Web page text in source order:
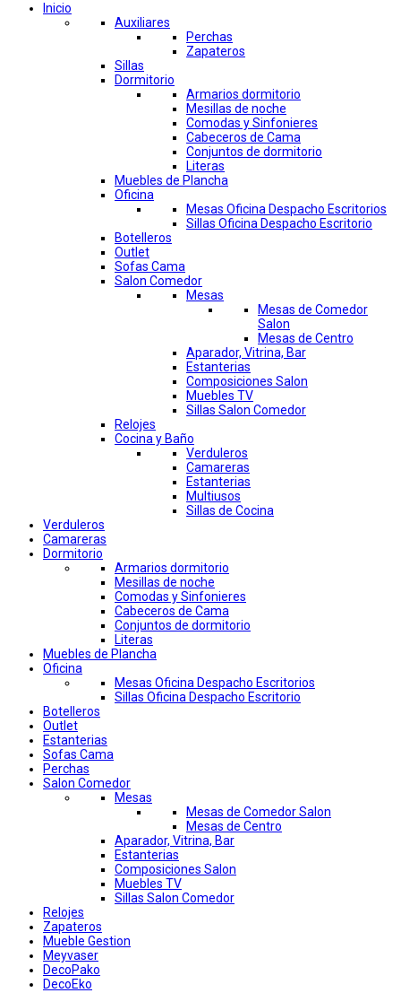
Inicio
Auxiliares
Perchas
Zapateros
Sillas
Dormitorio
Armarios dormitorio
Mesillas de noche
Comodas y Sinfonieres
Cabeceros de Cama
Conjuntos de dormitorio
Literas
Muebles de Plancha
Oficina
Mesas Oficina Despacho Escritorios
Sillas Oficina Despacho Escritorio
Botelleros
Outlet
Sofas Cama
Salon Comedor
Mesas
Mesas de Comedor
Salon
Mesas de Centro
Aparador, Vitrina, Bar
Estanterias
Composiciones Salon
Muebles TV
Sillas Salon Comedor
Relojes
Cocina y Baño
Verduleros
Camareras
Estanterias
Multiusos
Sillas de Cocina
Verduleros
Camareras
Dormitorio
Armarios dormitorio
Mesillas de noche
Comodas y Sinfonieres
Cabeceros de Cama
Conjuntos de dormitorio
Literas
Muebles de Plancha
Oficina
Mesas Oficina Despacho Escritorios
Sillas Oficina Despacho Escritorio
Botelleros
Outlet
Estanterias
Sofas Cama
Perchas
Salon Comedor
Mesas
Mesas de Comedor Salon
Mesas de Centro
Aparador, Vitrina, Bar
Estanterias
Composiciones Salon
Muebles TV
Sillas Salon Comedor
Relojes
Zapateros
Mueble Gestion
Meyvaser
DecoPako
DecoEko